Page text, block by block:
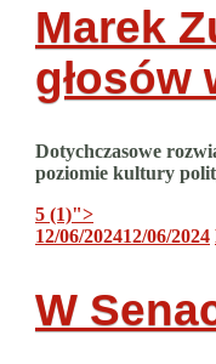
Marek
głosów
Dotychczasowe
poziomie kultury
5 (1)">
12/06/202412/06/2024
W